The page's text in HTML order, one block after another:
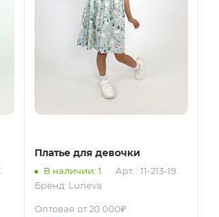
Платье для девочки
В наличии: 1
Арт. : 11-213-19.
Бренд: Luneva
Оптовая от 20 000₽